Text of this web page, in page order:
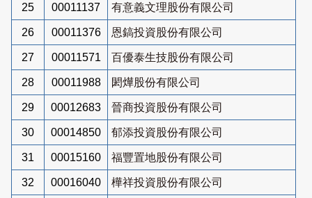
25 00011137 有意義文理股份有限公司
26 00011376 恩鎬投資股份有限公司
27 00011571 百優泰生技股份有限公司
28 00011988 閎燁股份有限公司
29 00012683 晉商投資股份有限公司
30 00014850 郁添投資股份有限公司
31 00015160 福豐置地股份有限公司
32 00016040 樺祥投資股份有限公司